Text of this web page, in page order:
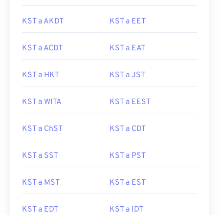
KST a AKDT KST a EET
KST a ACDT KST a EAT
KST a HKT KST a JST
KST a WITA KST a EEST
KST a ChST KST a CDT
KST a SST KST a PST
KST a MST KST a EST
KST a EDT KST a IDT